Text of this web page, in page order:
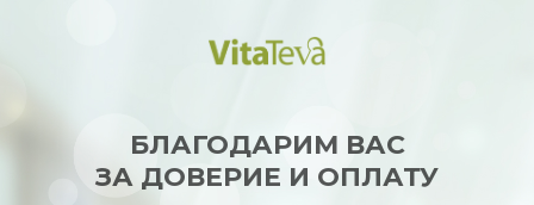
БЛАГОДАРИМ ВАС
ЗА ДОВЕРИЕ И ОПЛАТУ